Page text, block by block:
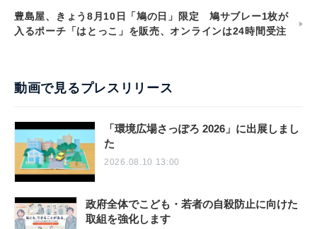
豊島屋、きょう8月10日「鳩の日」限定 鳩サブレー1枚が
入るポーチ「はとっこ」を販売、オンラインは24時間受注
動画で見るプレスリリース
「環境広場さっぽろ 2026」に出展しまし
た
2026.08.10 13:00
政府全体でこども・若者の自殺防止に向けた
取組を強化します